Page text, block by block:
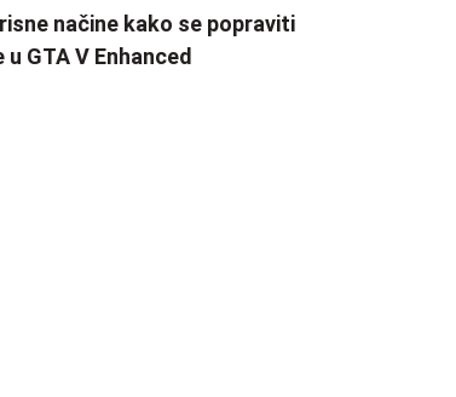
načine kako se popraviti
GTA V Enhanced